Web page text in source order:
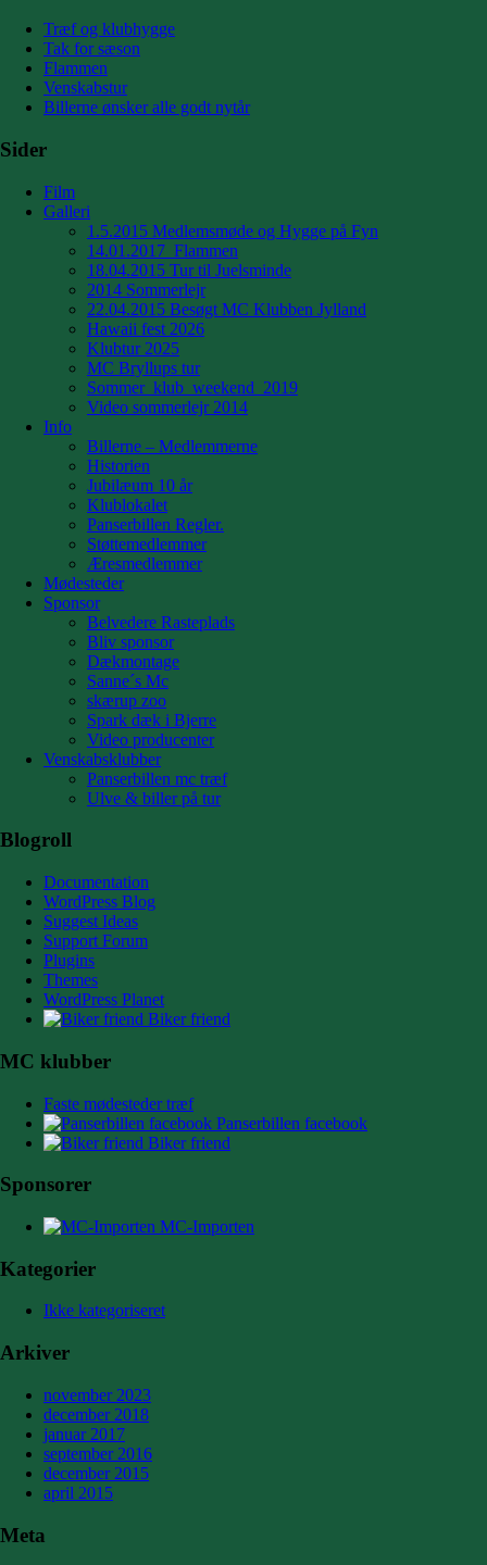
Træf og klubhygge
Tak for sæson
Flammen
Venskabstur
Billerne ønsker alle godt nytår
Sider
Film
Galleri
1.5.2015 Medlemsmøde og Hygge på Fyn
14.01.2017_Flammen
18.04.2015 Tur til Juelsminde
2014 Sommerlejr
22.04.2015 Besøgt MC Klubben Jylland
Hawaii fest 2026
Klubtur 2025
MC Bryllups tur
Sommer_klub_weekend_2019
Video sommerlejr 2014
Info
Billerne – Medlemmerne
Historien
Jubilæum 10 år
Klublokalet
Panserbillen Regler.
Støttemedlemmer
Æresmedlemmer
Mødesteder
Sponsor
Belvedere Rasteplads
Bliv sponsor
Dækmontage
Sanne´s Mc
skærup zoo
Spark dæk i Bjerre
Video producenter
Venskabsklubber
Panserbillen mc træf
Ulve & biller på tur
Blogroll
Documentation
WordPress Blog
Suggest Ideas
Support Forum
Plugins
Themes
WordPress Planet
Biker friend
MC klubber
Faste mødesteder træf
Panserbillen facebook
Biker friend
Sponsorer
MC-Importen
Kategorier
Ikke kategoriseret
Arkiver
november 2023
december 2018
januar 2017
september 2016
december 2015
april 2015
Meta